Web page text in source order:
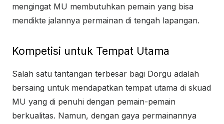
mengingat MU membutuhkan pemain yang bisa
mendikte jalannya permainan di tengah lapangan.
Kompetisi untuk Tempat Utama
Salah satu tantangan terbesar bagi Dorgu adalah
bersaing untuk mendapatkan tempat utama di skuad
MU yang di penuhi dengan pemain-pemain
berkualitas. Namun, dengan gaya permainannya